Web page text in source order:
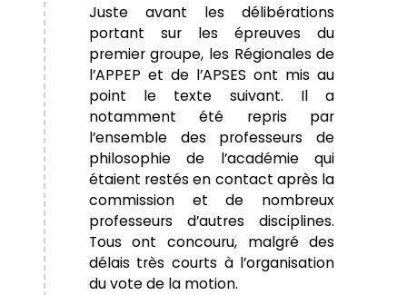
Juste avant les délibérations
portant sur les épreuves du
premier groupe, les Régionales de
l’APPEP et de l’APSES ont mis au
point le texte suivant. Il a
notamment été repris par
l’ensemble des professeurs de
philosophie de l’académie qui
étaient restés en contact après la
commission et de nombreux
professeurs d’autres disciplines.
Tous ont concouru, malgré des
délais très courts à l’organisation
du vote de la motion.